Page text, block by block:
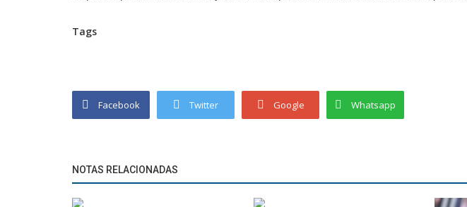
Tags
Facebook Twitter Google Whatsapp
NOTAS RELACIONADAS